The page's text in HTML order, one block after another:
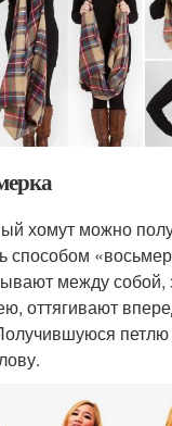
хомут можно
способом
между собой,
оттягивают
петлю